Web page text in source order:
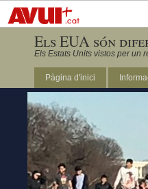
Els EUA són
Els Estats Units vistos per un
Pàgina d'inici